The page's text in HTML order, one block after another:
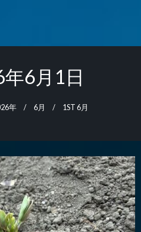
6月1日
年 6月 1ST 6月